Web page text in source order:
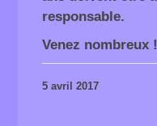
responsable.
Venez nombreux !
5 avril 2017